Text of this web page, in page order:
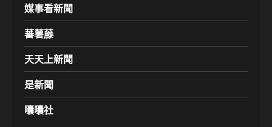
媒事看新聞
蕃薯藤
天天上新聞
是新聞
囔囔社